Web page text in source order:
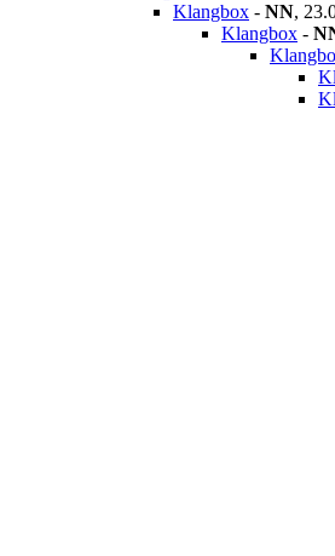
Klangbox - NN,
Klangbox -